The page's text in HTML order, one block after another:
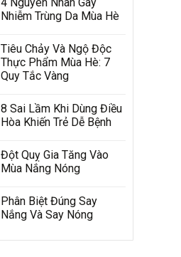
Nhiễm Trùng Da Mùa Hè
Tiêu Chảy Và Ngộ Độc
Thực Phẩm Mùa Hè: 7
Quy Tắc Vàng
8 Sai Lầm Khi Dùng Điều
Hòa Khiến Trẻ Dễ Bệnh
Đột Quỵ Gia Tăng Vào
Mùa Nắng Nóng
Phân Biệt Đúng Say
Nắng Và Say Nóng